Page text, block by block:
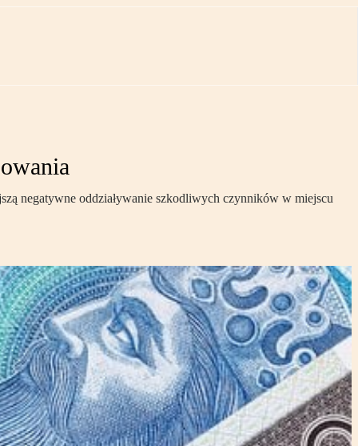
negatywne oddziaływanie szkodliwych czynników w miejscu